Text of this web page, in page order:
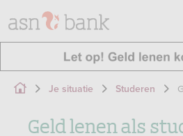
Je situatie Studeren
Geld lenen als